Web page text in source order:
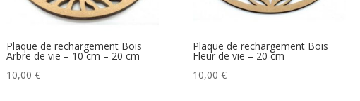
Plaque de rechargement Bois
Arbre de vie – 10 cm – 20 cm
10,00 €
Plaque de rechargement Bois
Fleur de vie – 20 cm
10,00€